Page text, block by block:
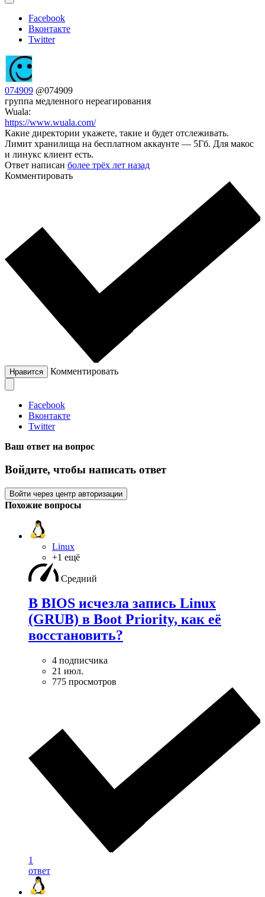
Facebook
Вконтакте
Twitter
074909 @074909
группа медленного нереагирования
Wuala:
https://www.wuala.com/
Какие директории укажете, такие и будет отслеживать.
Лимит хранилища на бесплатном аккаунте — 5Гб. Для макос
и линукс клиент есть.
Ответ написан более трёх лет назад
Комментировать
Нравится Комментировать
Facebook
Вконтакте
Twitter
Ваш ответ на вопрос
Войдите, чтобы написать ответ
Войти через центр авторизации
Похожие вопросы
Linux
+1 ещё
Средний
В BIOS исчезла запись Linux
(GRUB) в Boot Priority, как её
восстановить?
4 подписчика
21 июл.
775 просмотров
1
ответ